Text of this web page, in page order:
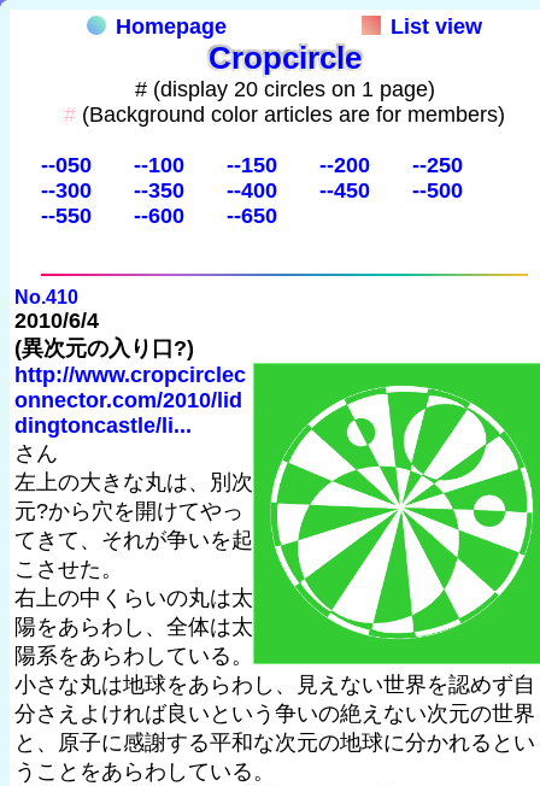
Homepage List view
Cropcircle
# (display 20 circles on 1 page)
# (Background color articles are for members)
--050 --100 --150 --200
--250
--300
--350 --400 --450
--500
--550
--600 --650
No.410
2010/6/4
(異次元の入り口?)
http://www.cropcirclec
onnector.com/2010/lid
dingtoncastle/li...
さん
左上の大きな丸は、別次
元?から穴を開けてやっ
てきて、それが争いを起
こさせた。
右上の中くらいの丸は太
陽をあらわし、全体は太
陽系をあらわしている。
小さな丸は地球をあらわし、見えない世界を認めず自
分さえよければ良いという争いの絶えない次元の世界
と、原子に感謝する平和な次元の地球に分かれるとい
うことをあらわしている。